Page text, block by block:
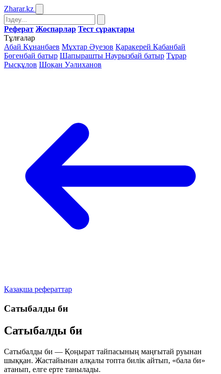
Zharar.kz
Реферат Жоспарлар Тест сұрақтары
Тұлғалар
Абай Құнанбаев Мұхтар Әуезов Қаракерей Қабанбай
Бөгенбай батыр Шапырашты Наурызбай батыр Тұрар
Рысқұлов Шоқан Уәлиханов
Қазақша рефераттар
Сатыбалды би
Сатыбалды би
Сатыбалды би — Қоңырат тайпасының маңғытай руынан
шыққан. Жастайынан алқалы топта билік айтып, «бала би»
атанып, елге ерте танылады.